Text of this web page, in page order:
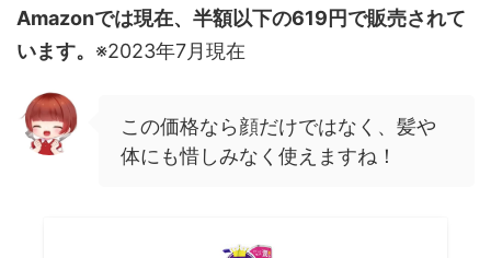
Amazonでは現在、半額以下の619円で販売されて
います。 ※2023年7月現在
この価格なら顔だけではなく、髪や
体にも惜しみなく使えますね！